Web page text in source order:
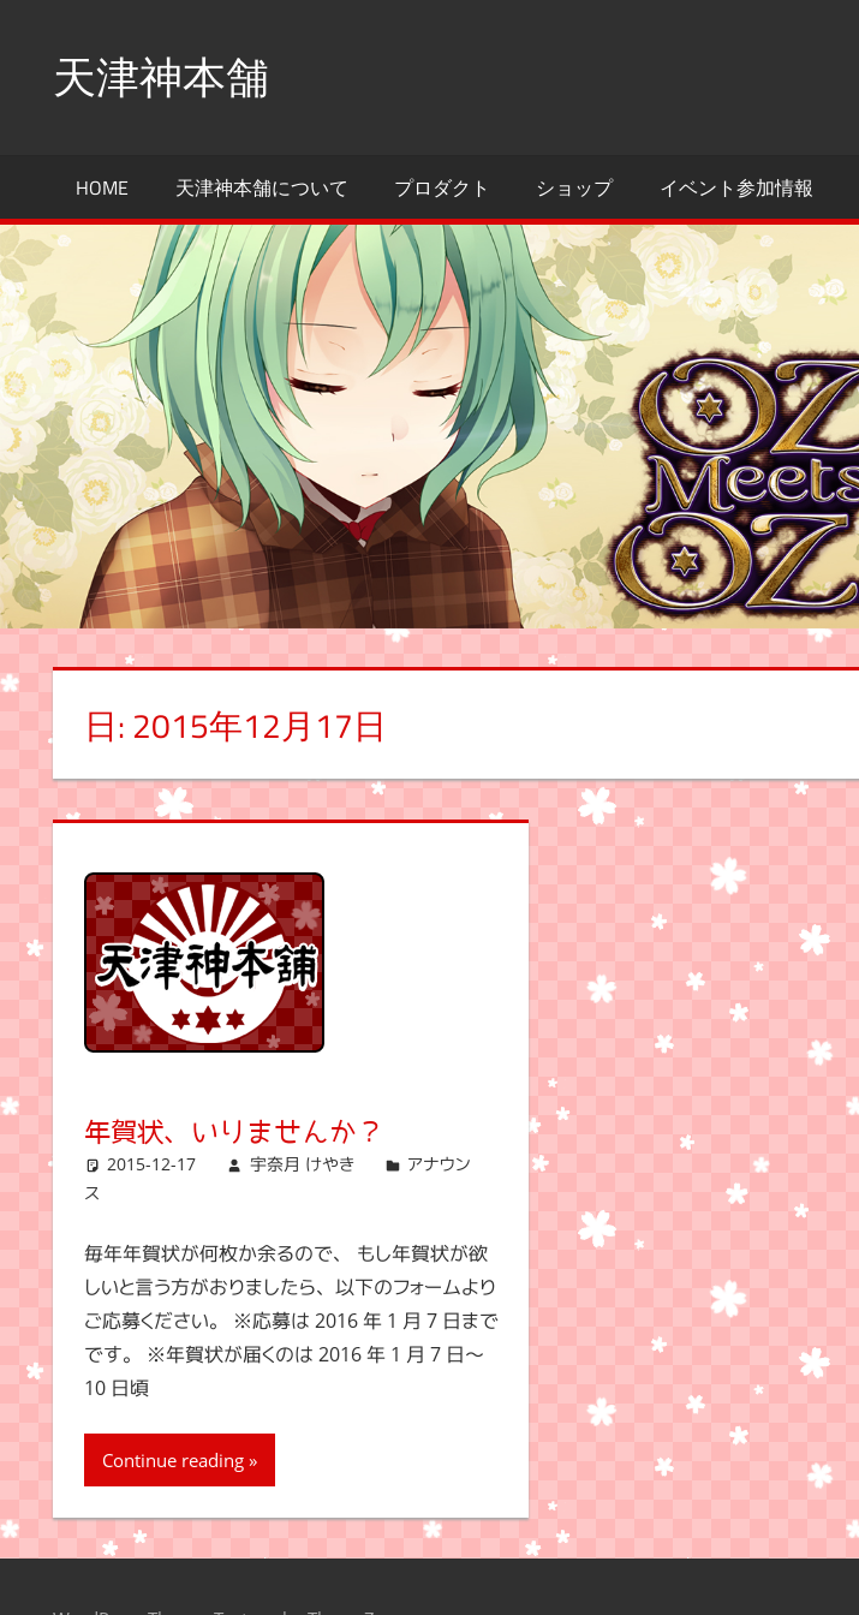
ス
キ
ッ
プ
天津神本舗
HOME 天津神本舗について プロダクト ショップ イベント参加情報
日: 2015年12月17日
年賀状、いりませんか？
2015-12-17 宇奈月 けやき
アナウン
ス
毎年年賀状が何枚か余るので、 もし年賀状が欲
しいと言う方がおりましたら、以下のフォームより
ご応募ください。 ※応募は 2016 年 1 月 7 日まで
です。 ※年賀状が届くのは 2016 年 1 月 7 日～
10 日頃
Continue reading